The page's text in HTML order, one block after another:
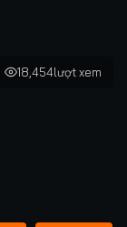
18,454lượt xem